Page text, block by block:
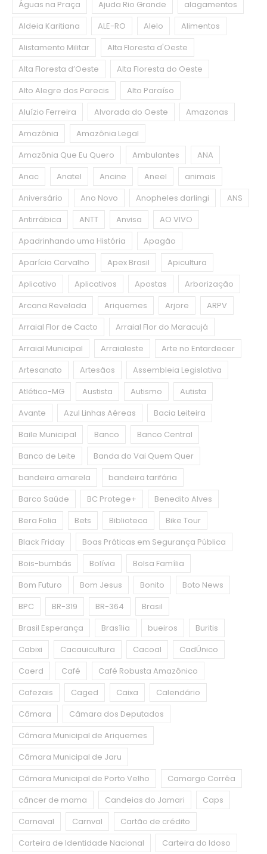
Águas na Praça Ajuda Rio Grande
alagamentos
Aldeia Karitiana
ALE-RO Alelo
Alimentos
Alistamento Militar
Alta Floresta d'Oeste
Alta Floresta d’Oeste
Alta Floresta do Oeste
Alto Alegre dos Parecis
Alto Paraíso
Aluízio Ferreira
Alvorada do Oeste
Amazonas
Amazônia
Amazônia Legal
Amazônia Que Eu Quero
Ambulantes
ANA
Anac
Anatel Ancine Aneel
animais
Aniversário
Ano Novo Anopheles darlingi
ANS
Antirrábica
ANTT Anvisa
AO VIVO
Apadrinhando uma História
Apagão
Aparício Carvalho
Apex Brasil
Apicultura
Aplicativo
Aplicativos Apostas
Arborização
Arcana Revelada
Ariquemes Arjore
ARPV
Arraial Flor de Cacto
Arraial Flor do Maracujá
Arraial Municipal
Arraialeste
Arte no Entardecer
Artesanato
Artesãos
Assembleia Legislativa
Atlético-MG
Austista Autismo
Autista
Avante
Azul Linhas Aéreas
Bacia Leiteira
Baile Municipal
Banco
Banco Central
Banco de Leite
Banda do Vai Quem Quer
bandeira amarela
bandeira tarifária
Barco Saúde
BC Protege+
Benedito Alves
Bera Folia
Bets Biblioteca
Bike Tour
Black Friday
Boas Práticas em Segurança Pública
Bois-bumbás
Bolívia
Bolsa Família
Bom Futuro
Bom Jesus Bonito
Boto News
BPC
BR-319 BR-364
Brasil
Brasil Esperança
Brasília bueiros
Buritis
Cabixi
Cacauicultura Cacoal
CadÚnico
Caerd
Café
Café Robusta Amazônico
Cafezais
Caged Caixa
Calendário
Câmara
Câmara dos Deputados
Câmara Municipal de Ariquemes
Câmara Municipal de Jaru
Câmara Municipal de Porto Velho
Camargo Corrêa
câncer de mama
Candeias do Jamari
Caps
Carnaval
Carnval
Cartão de crédito
Carteira de Identidade Nacional
Carteira do Idoso